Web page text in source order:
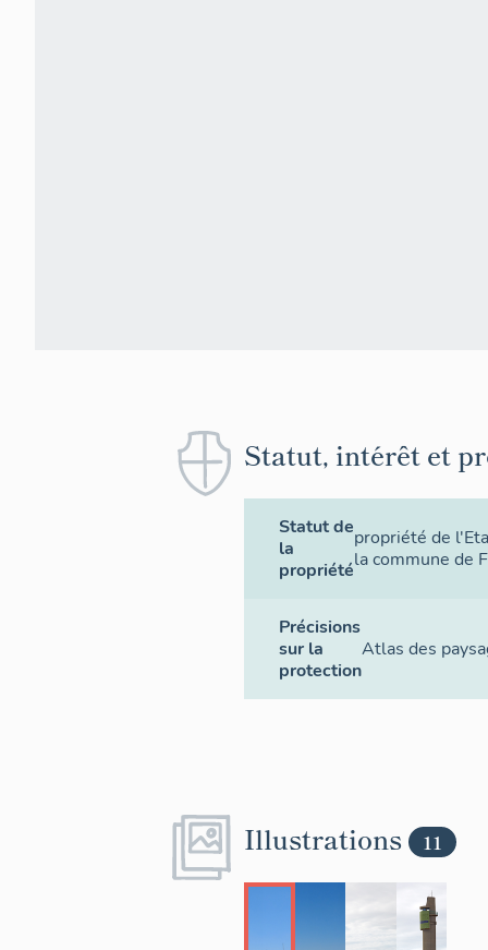
Statut, intérêt et
Statut de
la
propriété
propriété de
la commune de
Précisions
sur la
protection
Atlas des
Illustrations 11